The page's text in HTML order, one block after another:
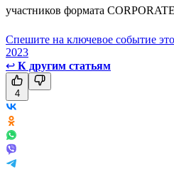
участников формата
Спешите на ключевое событие
2023
↩ К другим статьям
4